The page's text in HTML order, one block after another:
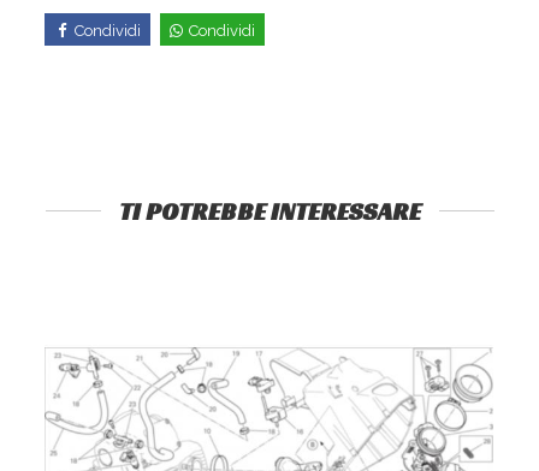
Condividi Condividi
TI POTREBBE INTERESSARE